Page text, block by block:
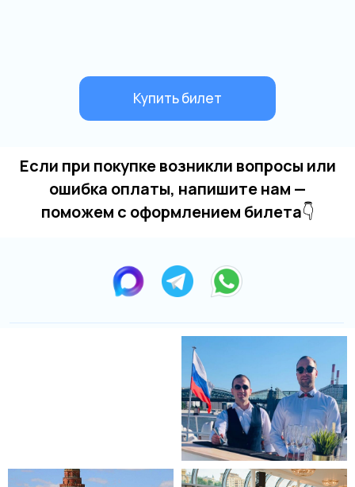
Если при покупке возникли вопросы или
ошибка оплаты, напишите нам —
поможем с оформлением билета👇